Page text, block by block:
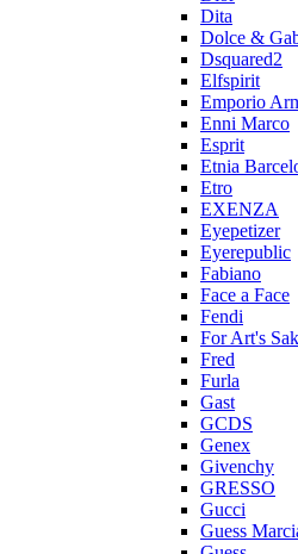
Dita
Dolce &
Dsquared2
Elfspirit
Emporio
Enni Marco
Esprit
Etnia
Etro
EXENZA
Eyepetizer
Eyerepublic
Fabiano
Face a Face
Fendi
For Art's
Fred
Furla
Gast
GCDS
Genex
Givenchy
GRESSO
Gucci
Guess